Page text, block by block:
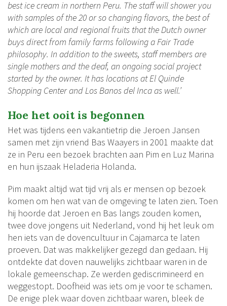
best ice cream in northern Peru. The staff will shower you
with samples of the 20 or so changing flavors, the best of
which are local and regional fruits that the Dutch owner
buys direct from family farms following a Fair Trade
philosophy. In addition to the sweets, staff members are
single mothers and the deaf, an ongoing social project
started by the owner. It has locations at El Quinde
Shopping Center and Los Banos del Inca as well.’
Hoe het ooit is begonnen
Het was tijdens een vakantietrip die Jeroen Jansen
samen met zijn vriend Bas Waayers in 2001 maakte dat
ze in Peru een bezoek brachten aan Pim en Luz Marina
en hun ijszaak Heladeria Holanda.
Pim maakt altijd wat tijd vrij als er mensen op bezoek
komen om hen wat van de omgeving te laten zien. Toen
hij hoorde dat Jeroen en Bas langs zouden komen,
twee dove jongens uit Nederland, vond hij het leuk om
hen iets van de dovencultuur in Cajamarca te laten
proeven. Dat was makkelijker gezegd dan gedaan. Hij
ontdekte dat doven nauwelijks zichtbaar waren in de
lokale gemeenschap. Ze werden gediscrimineerd en
weggestopt. Doofheid was iets om je voor te schamen.
De enige plek waar doven zichtbaar waren, bleek de